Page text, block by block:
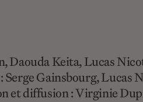
Daouda Keita, Lucas
Gainsbourg, Lucas
et diffusion : Virginie